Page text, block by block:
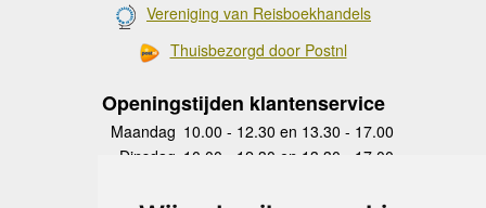
Vereniging van Reisboekhandels
Thuisbezorgd door Postnl
Openingstijden klantenservice
Maandag 10.00 - 12.30 en 13.30 - 17.00
Dinsdag 10.00 - 12.30 en 13.30 - 17.00
Donderdag
10.00 - 12.30 en 13.30 - 17.00